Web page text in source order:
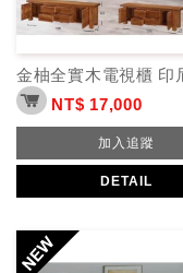
NT$ 17,000
加入追蹤
DETAIL